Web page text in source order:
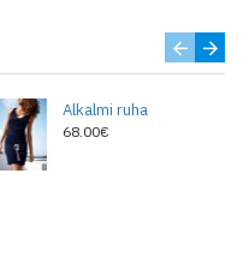
Alkalmi ruha
68.00€